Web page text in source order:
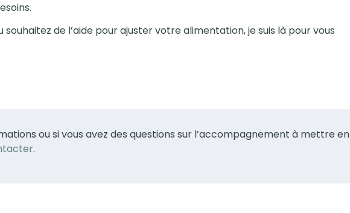
souhaitez de l’aide pour ajuster votre alimentation, je suis là pour vous
ou si vous avez des questions sur l’accompagnement à mettre en
.